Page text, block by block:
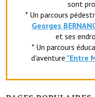
Le foyer rural
Le club de l'amitié
Le comité des fêtes
Le foyer de la Planquette
sont
* Un parcours
Georges
et ses
* Un parcours
d'aventure "Entre